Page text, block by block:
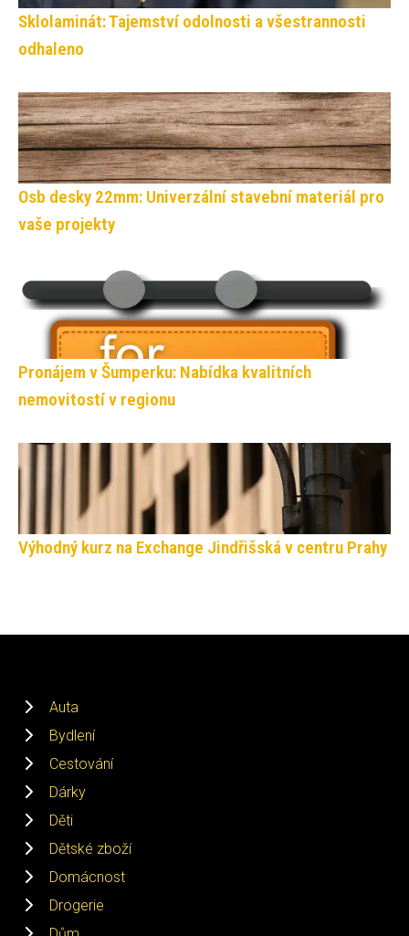
Sklolaminát: Tajemství odolnosti a všestrannosti
odhaleno
Osb desky 22mm: Univerzální stavební materiál pro
vaše projekty
Pronájem v Šumperku: Nabídka kvalitních
nemovitostí v regionu
Výhodný kurz na Exchange Jindřišská v centru Prahy
Auta
Bydlení
Cestování
Dárky
Děti
Dětské zboží
Domácnost
Drogerie